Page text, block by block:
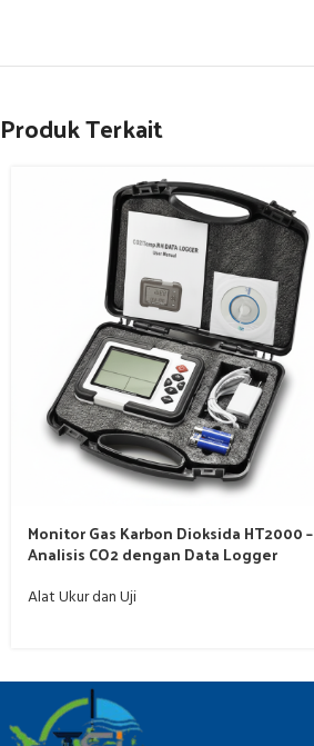
Produk Terkait
Monitor Gas Karbon Dioksida HT2000 –
Analisis CO2 dengan Data Logger
Alat Ukur dan Uji